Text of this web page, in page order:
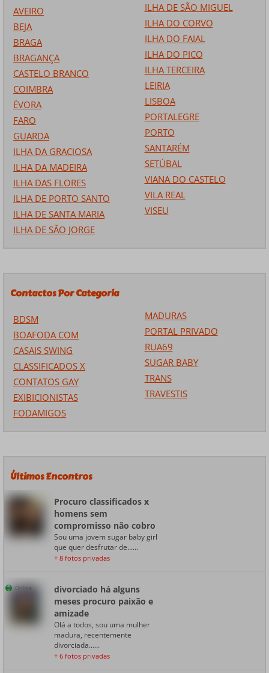
AVEIRO
BEJA
BRAGA
BRAGANÇA
CASTELO BRANCO
COIMBRA
ÉVORA
FARO
GUARDA
ILHA DA GRACIOSA
ILHA DA MADEIRA
ILHA DAS FLORES
ILHA DE PORTO SANTO
ILHA DE SANTA MARIA
ILHA DE SÃO JORGE
ILHA DE SÃO MIGUEL
ILHA DO CORVO
ILHA DO FAIAL
ILHA DO PICO
ILHA TERCEIRA
LEIRIA
LISBOA
PORTALEGRE
PORTO
SANTARÉM
SETÚBAL
VIANA DO CASTELO
VILA REAL
VISEU
Contactos Por Categoria
BDSM
BOAFODA COM
CASAIS SWING
CLASSIFICADOS X
CONTATOS GAY
EXIBICIONISTAS
FODAMIGOS
MADURAS
PORTAL PRIVADO
RUA69
SUGAR BABY
TRANS
TRAVESTIS
Últimos Encontros
Procuro classificados x
homens sem
compromisso não cobro
Sou uma jovem sugar baby girl
que quer desfrutar de......
+ 8 fotos privadas
Online
divorciado há alguns
meses procuro paixão e
amizade
Olá a todos, sou uma mulher
madura, recentemente
divorciada......
+ 6 fotos privadas